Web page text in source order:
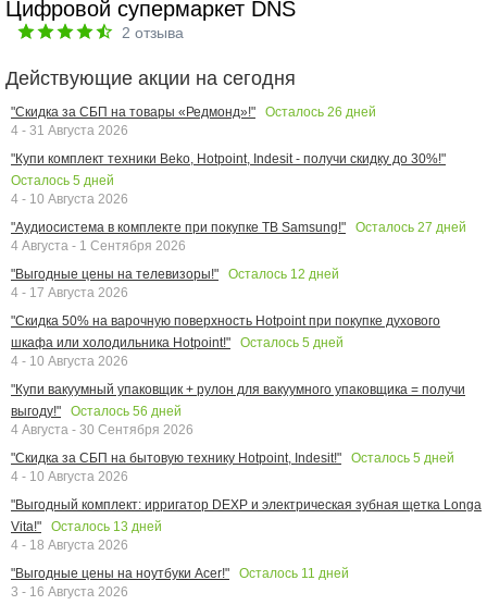
Цифровой супермаркет DNS
2 отзыва
Действующие акции на сегодня
"Скидка за СБП на товары «Редмонд»!" Осталось 26 дней
4 - 31 Августа 2026
"Купи комплект техники Beko, Hotpoint, Indesit - получи скидку до 30%!"
Осталось 5 дней
4 - 10 Августа 2026
"Аудиосистема в комплекте при покупке ТВ Samsung!"
Осталось 27 дней
4 Августа - 1 Сентября 2026
"Выгодные цены на телевизоры!"
Осталось 12 дней
4 - 17 Августа 2026
"Скидка 50% на варочную поверхность Hotpoint при покупке духового
шкафа или холодильника Hotpoint!"
Осталось 5 дней
4 - 10 Августа 2026
"Купи вакуумный упаковщик + рулон для вакуумного упаковщика = получи
выгоду!"
Осталось 56 дней
4 Августа - 30 Сентября 2026
"Скидка за СБП на бытовую технику Hotpoint, Indesit!"
Осталось 5 дней
4 - 10 Августа 2026
"Выгодный комплект: ирригатор DEXP и электрическая зубная щетка Longa
Vita!"
Осталось 13 дней
4 - 18 Августа 2026
"Выгодные цены на ноутбуки Acer!"
Осталось 11 дней
3 - 16 Августа 2026